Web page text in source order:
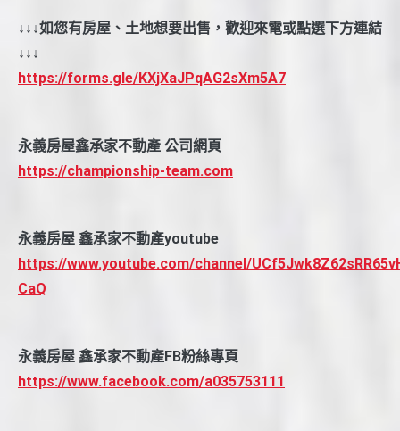
↓↓↓如您有房屋、土地想要出售，歡迎來電或點選下方連結
↓↓↓
https://forms.gle/KXjXaJPqAG2sXm5A7
永義房屋鑫承家不動產 公司網頁
https://championship-team.com
永義房屋 鑫承家不動產youtube
https://www.youtube.com/channel/
CaQ
永義房屋 鑫承家不動產FB粉絲專頁
https://www.facebook.com/a035753111